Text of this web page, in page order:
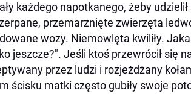
każdego napotkanego, żeby
przemarznięte zwierzęta
wozy. Niemowlęta kwiliły.
jeszcze?". Jeśli ktoś przewrócił się
przez ludzi i rozjeżdżany
ścisku matki często gubiły swoje